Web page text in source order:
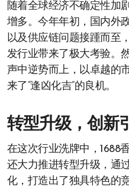
随着全球经济不确定性加
增多。今年年初，国内外
以及供应链问题接踵而至
发行业带来了极大考验。
声中逆势而上，以卓越的
来了“逢凶化吉”的良机。
转型升级，创新
在这次行业洗牌中，1688
还大力推进转型升级，通
化，打造出了独具特色的